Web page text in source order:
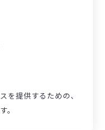
を提供するための、
。